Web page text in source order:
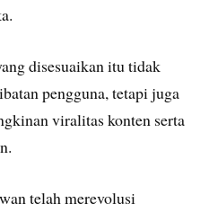
disesuaikan itu tidak
pengguna, tetapi juga
viralitas konten serta
telah merevolusi